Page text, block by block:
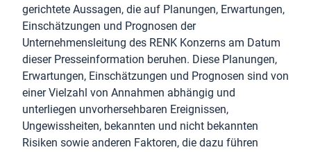
gerichtete Aussagen, die auf Planungen, Erwartungen,
Einschätzungen und Prognosen der
Unternehmensleitung des RENK Konzerns am Datum
dieser Presseinformation beruhen. Diese Planungen,
Erwartungen, Einschätzungen und Prognosen sind von
einer Vielzahl von Annahmen abhängig und
unterliegen unvorhersehbaren Ereignissen,
Ungewissheiten, bekannten und nicht bekannten
Risiken sowie anderen Faktoren, die dazu führen